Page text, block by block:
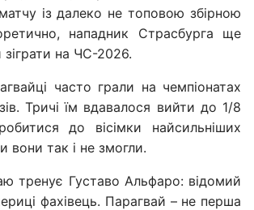
із далеко не топовою збірною
нападник Страсбурга ще
зіграти на ЧС-2026.
часто грали на чемпіонатах
Тричі їм вдавалося вийти до 1/8
до вісімки найсильніших
вони так і не змогли.
тренує Густаво Альфаро: відомий
фахівець. Парагвай – не перша